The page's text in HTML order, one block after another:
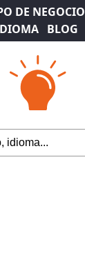
DE NEGOCIO
BLOG